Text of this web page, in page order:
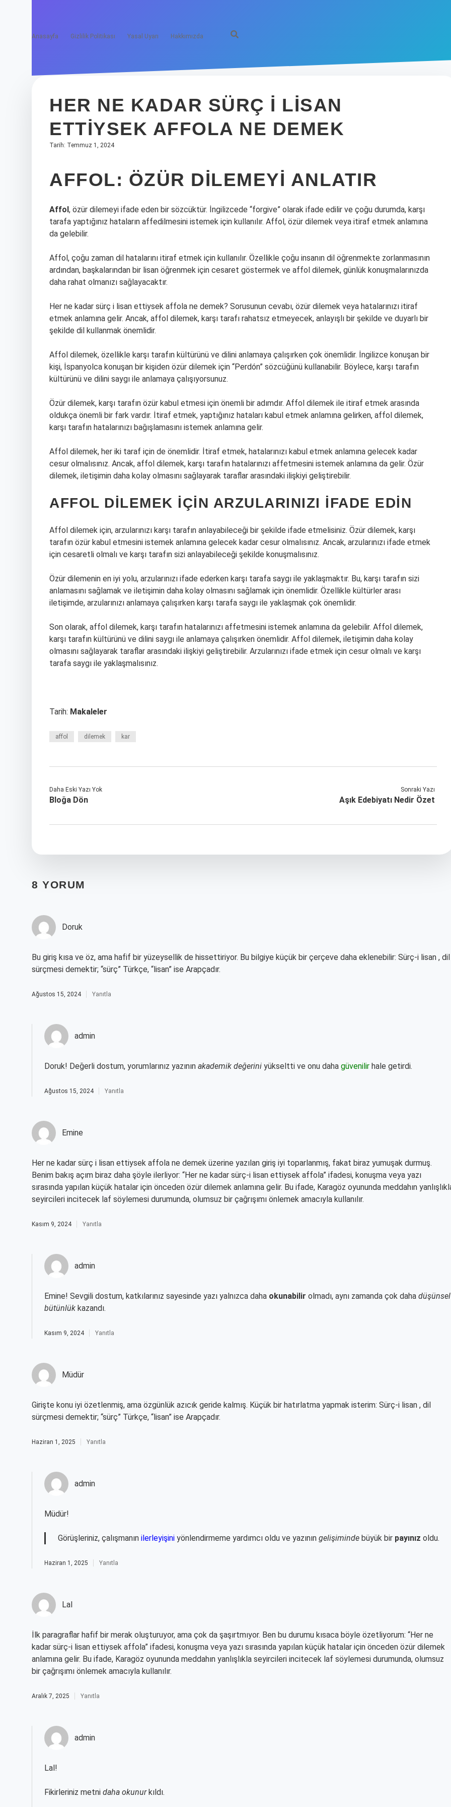
Anasayfa Gizlilik Politikası Yasal Uyarı Hakkımızda
HER NE KADAR SÜRÇ I LISAN
ETTIYSEK AFFOLA NE DEMEK
Tarih: Temmuz 1, 2024
AFFOL: ÖZÜR DILEMEYI ANLATIR
Affol, özür dilemeyi ifade eden bir sözcüktür. İngilizcede “forgive” olarak ifade edilir ve çoğu durumda, karşı
tarafa yaptığınız hataların affedilmesini istemek için kullanılır. Affol, özür dilemek veya itiraf etmek anlamına
da gelebilir.
Affol, çoğu zaman dil hatalarını itiraf etmek için kullanılır. Özellikle çoğu insanın dil öğrenmekte zorlanmasının
ardından, başkalarından bir lisan öğrenmek için cesaret göstermek ve affol dilemek, günlük konuşmalarınızda
daha rahat olmanızı sağlayacaktır.
Her ne kadar sürç i lisan ettiysek affola ne demek? Sorusunun cevabı, özür dilemek veya hatalarınızı itiraf
etmek anlamına gelir. Ancak, affol dilemek, karşı tarafı rahatsız etmeyecek, anlayışlı bir şekilde ve duyarlı bir
şekilde dil kullanmak önemlidir.
Affol dilemek, özellikle karşı tarafın kültürünü ve dilini anlamaya çalışırken çok önemlidir. İngilizce konuşan bir
kişi, İspanyolca konuşan bir kişiden özür dilemek için “Perdón” sözcüğünü kullanabilir. Böylece, karşı tarafın
kültürünü ve dilini saygı ile anlamaya çalışıyorsunuz.
Özür dilemek, karşı tarafın özür kabul etmesi için önemli bir adımdır. Affol dilemek ile itiraf etmek arasında
oldukça önemli bir fark vardır. İtiraf etmek, yaptığınız hataları kabul etmek anlamına gelirken, affol dilemek,
karşı tarafın hatalarınızı bağışlamasını istemek anlamına gelir.
Affol dilemek, her iki taraf için de önemlidir. İtiraf etmek, hatalarınızı kabul etmek anlamına gelecek kadar
cesur olmalısınız. Ancak, affol dilemek, karşı tarafın hatalarınızı affetmesini istemek anlamına da gelir. Özür
dilemek, iletişimin daha kolay olmasını sağlayarak taraflar arasındaki ilişkiyi geliştirebilir.
AFFOL DILEMEK İÇIN ARZULARINIZI İFADE EDIN
Affol dilemek için, arzularınızı karşı tarafın anlayabileceği bir şekilde ifade etmelisiniz. Özür dilemek, karşı
tarafın özür kabul etmesini istemek anlamına gelecek kadar cesur olmalısınız. Ancak, arzularınızı ifade etmek
için cesaretli olmalı ve karşı tarafın sizi anlayabileceği şekilde konuşmalısınız.
Özür dilemenin en iyi yolu, arzularınızı ifade ederken karşı tarafa saygı ile yaklaşmaktır. Bu, karşı tarafın sizi
anlamasını sağlamak ve iletişimin daha kolay olmasını sağlamak için önemlidir. Özellikle kültürler arası
iletişimde, arzularınızı anlamaya çalışırken karşı tarafa saygı ile yaklaşmak çok önemlidir.
Son olarak, affol dilemek, karşı tarafın hatalarınızı affetmesini istemek anlamına da gelebilir. Affol dilemek,
karşı tarafın kültürünü ve dilini saygı ile anlamaya çalışırken önemlidir. Affol dilemek, iletişimin daha kolay
olmasını sağlayarak taraflar arasındaki ilişkiyi geliştirebilir. Arzularınızı ifade etmek için cesur olmalı ve karşı
tarafa saygı ile yaklaşmalısınız.
Tarih: Makaleler
affol dilemek kar
Daha Eski Yazı Yok
Bloğa Dön
Sonraki Yazı
Aşık Edebiyatı Nedir Özet
8 YORUM
Doruk
Bu giriş kısa ve öz, ama hafif bir yüzeysellik de hissettiriyor. Bu bilgiye küçük bir çerçeve daha eklenebilir: Sürç-i lisan , dil
sürçmesi demektir; “sürç” Türkçe, “lisan” ise Arapçadır.
Ağustos 15, 2024 Yanıtla
admin
Doruk! Değerli dostum, yorumlarınız yazının akademik değerini yükseltti ve onu daha güvenilir hale getirdi.
Ağustos 15, 2024 Yanıtla
Emine
Her ne kadar sürç i lisan ettiysek affola ne demek üzerine yazılan giriş iyi toparlanmış, fakat biraz yumuşak durmuş.
Benim bakış açım biraz daha şöyle ilerliyor: “Her ne kadar sürç-i lisan ettiysek affola” ifadesi, konuşma veya yazı
sırasında yapılan küçük hatalar için önceden özür dilemek anlamına gelir. Bu ifade, Karagöz oyununda meddahın
seyircileri incitecek laf söylemesi durumunda, olumsuz bir çağrışımı önlemek amacıyla kullanılır.
Kasım 9, 2024 Yanıtla
admin
Emine! Sevgili dostum, katkılarınız sayesinde yazı yalnızca daha okunabilir olmadı, aynı zamanda çok daha düşünsel
bütünlük kazandı.
Kasım 9, 2024 Yanıtla
Müdür
Girişte konu iyi özetlenmiş, ama özgünlük azıcık geride kalmış. Küçük bir hatırlatma yapmak isterim: Sürç-i lisan , dil
sürçmesi demektir; “sürç” Türkçe, “lisan” ise Arapçadır.
Haziran 1, 2025 Yanıtla
admin
Müdür!
Görüşleriniz, çalışmanın ilerleyişini yönlendirmeme yardımcı oldu ve yazının gelişiminde büyük bir payınız oldu.
Haziran 1, 2025 Yanıtla
Lal
İlk paragraflar hafif bir merak oluşturuyor, ama çok da şaşırtmıyor. Ben bu durumu kısaca böyle özetliyorum: “Her ne
kadar sürç-i lisan ettiysek affola” ifadesi, konuşma veya yazı sırasında yapılan küçük hatalar için önceden özür dilemek
anlamına gelir. Bu ifade, Karagöz oyununda meddahın yanlışlıkla seyircileri incitecek laf söylemesi durumunda, olumsuz
bir çağrışımı önlemek amacıyla kullanılır.
Aralık 7, 2025 Yanıtla
admin
Lal!
Fikirleriniz metni daha okunurkıldı.